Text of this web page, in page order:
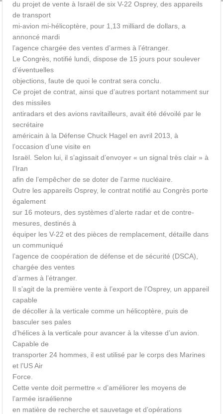
du projet de vente à Israël de six V-22 Osprey, des appareils
de transport
mi-avion mi-hélicoptère, pour 1,13 milliard de dollars, a
annoncé mardi
l’agence chargée des ventes d’armes à l’étranger.
Le Congrès, notifié lundi, dispose de 15 jours pour soulever
d’éventuelles
objections, faute de quoi le contrat sera conclu.
Ce projet de contrat, ainsi que d’autres portant notamment sur
des missiles
antiradars et des avions ravitailleurs, avait été dévoilé par le
secrétaire
américain à la Défense Chuck Hagel en avril 2013, à
l’occasion d’une visite en
Israël. Selon lui, il s’agissait d’envoyer « un signal très clair » à
l’Iran
afin de l’empêcher de se doter de l’arme nucléaire.
Outre les appareils Osprey, le contrat notifié au Congrès porte
également
sur 16 moteurs, des systèmes d’alerte radar et de contre-
mesures, destinés à
équiper les V-22 et des pièces de remplacement, détaille dans
un communiqué
l’agence de coopération de défense et de sécurité (DSCA),
chargée des ventes
d’armes à l’étranger.
Il s’agit de la première vente à l’export de l’Osprey, un appareil
capable
de décoller à la verticale comme un hélicoptère, puis de
basculer ses pales
d’hélices à la verticale pour avancer à la vitesse d’un avion.
Capable de
transporter 24 hommes, il est utilisé par le corps des Marines
et l’US Air
Force.
Cette vente doit permettre « d’améliorer les moyens de
l’armée israélienne
en matière de recherche et sauvetage et d’opérations